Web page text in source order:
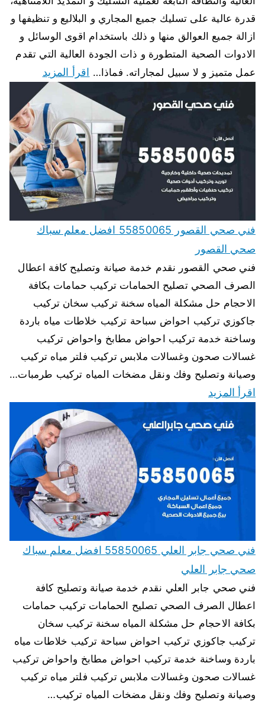
قدرة عالية على تسليك جميع المجاري و البلاليع و تنظيفها و
ازالة جميع العوالق منها و ذلك باستخدام اقوى الوسائل و
الادوات الصحية المتطورة و ذات الجودة العالية التي تقدم
عمل متميز و لا سبيل لمجاراته. فماذا… اقرأ المزيد
فني صحي القصور 55850065 افضل معلم سباك
صحي القصور
فني صحي القصور نقدم خدمة صيانة وتصليح كافة اعطال
الصرف الصحي تصليح الحمامات تركيب حمامات بكافة
الاحجام حل مشكلة المياه سخنة تركيب سخان تركيب
جاكوزي تركيب احواض سباحة تركيب خلاطات مياه باردة
وساخنة خدمة تركيب احواض مطابخ واحواض تركيب
غسالات صحون وغسالات ملابس تركيب فلتر مياه تركيب
وصيانة وتصليح وفك ونقل مضخات المياه تركيب طرمبات…
اقرأ المزيد
فني صحي جابر العلي 55850065 افضل معلم سباك
صحي جابر العلي
فني صحي جابر العلي نقدم خدمة صيانة وتصليح كافة
اعطال الصرف الصحي تصليح الحمامات تركيب حمامات
بكافة الاحجام حل مشكلة المياه سخنة تركيب سخان
تركيب جاكوزي تركيب احواض سباحة تركيب خلاطات مياه
باردة وساخنة خدمة تركيب احواض مطابخ واحواض تركيب
غسالات صحون وغسالات ملابس تركيب فلتر مياه تركيب
وصيانة وتصليح وفك ونقل مضخات المياه تركيب…